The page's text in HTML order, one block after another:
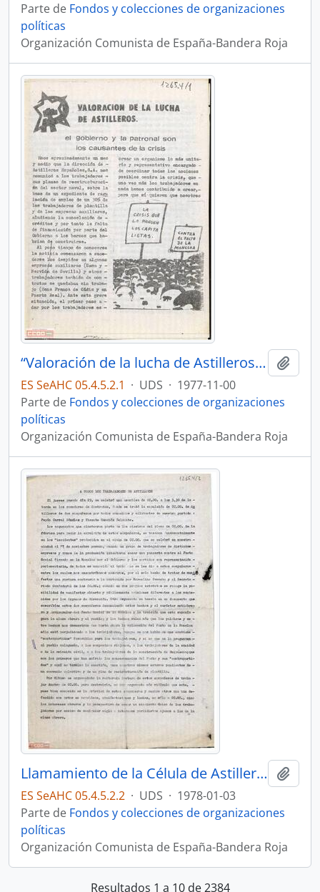
Parte de Fondos y colecciones de organizaciones
políticas
Organización Comunista de España-Bandera Roja
“Valoración de la lucha de Astilleros: el gobierno y la patronal son los causantes de la crisis”
ES SeAHC 05.4.5.2.1 · UDS · 1977-11-00
Parte de Fondos y colecciones de organizaciones
políticas
Organización Comunista de España-Bandera Roja
Llamamiento de la Célula de Astilleros de la OCE (Bandera Roja) a la participación en las discusiones y a la libertad de expresión dentro de Comisiones Obreras
ES SeAHC 05.4.5.2.2 · UDS · 1978-01-03
Parte de Fondos y colecciones de organizaciones
políticas
Organización Comunista de España-Bandera Roja
Resultados 1 a 10 de 2384